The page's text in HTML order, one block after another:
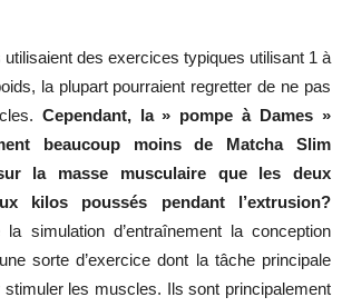
utilisaient des exercices typiques utilisant 1 à
, la plupart pourraient regretter de ne pas
. Cependant, la » pompe à Dames »
beaucoup moins de Matcha Slim
la masse musculaire que les deux
kilos poussés pendant l’extrusion?
la simulation d’entraînementlaconception
une sorte d’exercice dont la tâche principale
stimuler les muscles. Ils sont principalement